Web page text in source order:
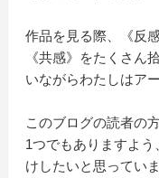
作品を見る際、《反
《共感》をたくさん
いながらわたしはア
このブログの読者の
1つでもありますよ
けしたいと思っていま